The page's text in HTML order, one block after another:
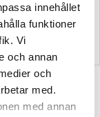
innehållet
funktioner
Vi
och annan
och
med.
med annan
fungerar blir